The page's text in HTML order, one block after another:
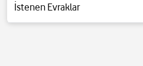
İstenen Evraklar
Detaylı bilgi için tıklayınız.